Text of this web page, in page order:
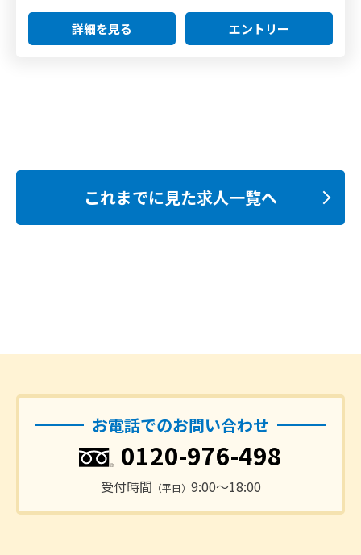
詳細を見る エントリー
これまでに見た求人一覧へ
お電話でのお問い合わせ
0120-976-498
受付時間 （平日） 9:00〜18:00